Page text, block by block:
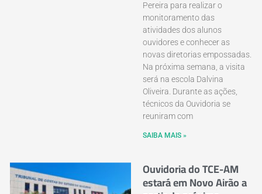
Pereira para realizar o
monitoramento das
atividades dos alunos
ouvidores e conhecer as
novas diretorias empossadas.
Na próxima semana, a visita
será na escola Dalvina
Oliveira. Durante as ações,
técnicos da Ouvidoria se
reuniram com
SAIBA MAIS »
Ouvidoria do TCE-AM
estará em Novo Airão a